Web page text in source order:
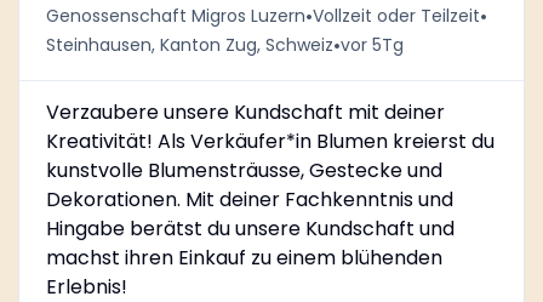
Genossenschaft Migros Luzern•Vollzeit oder Teilzeit•
Steinhausen, Kanton Zug, Schweiz•vor 5Tg
Verzaubere unsere Kundschaft mit deiner
Kreativität! Als Verkäufer*in Blumen kreierst du
kunstvolle Blumensträusse, Gestecke und
Dekorationen. Mit deiner Fachkenntnis und
Hingabe berätst du unsere Kundschaft und
machst ihren Einkauf zu einem blühenden
Erlebnis!